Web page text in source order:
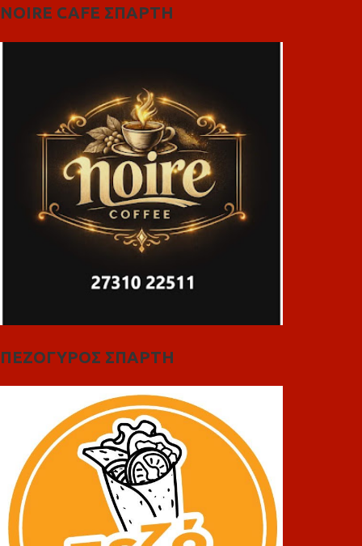
NOIRE CAFE ΣΠΑΡΤΗ
ΠΕΖΟΓΥΡΟΣ ΣΠΑΡΤΗ